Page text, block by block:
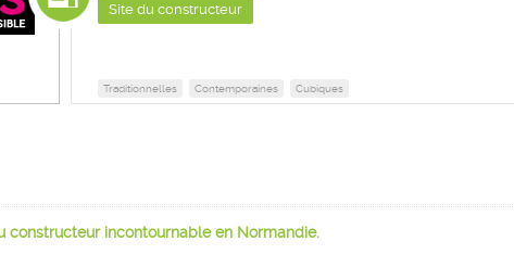
Site du constructeur
Traditionnelles Contemporaines Cubiques
constructeur incontournable en Normandie.